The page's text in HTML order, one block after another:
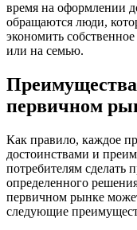
время на оформлении
обращаются люди,
экономить
или на семью.
первичном
Как правило, каждое
достоинствами и
потребителям сделать
определенного
первичном рынке
следующие